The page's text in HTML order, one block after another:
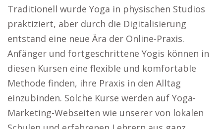
Traditionell wurde Yoga in physischen Studios
praktiziert, aber durch die Digitalisierung
entstand eine neue Ära der Online-Praxis.
Anfänger und fortgeschrittene Yogis können in
diesen Kursen eine flexible und komfortable
Methode finden, ihre Praxis in den Alltag
einzubinden. Solche Kurse werden auf Yoga-
Marketing-Webseiten wie unserer von lokalen